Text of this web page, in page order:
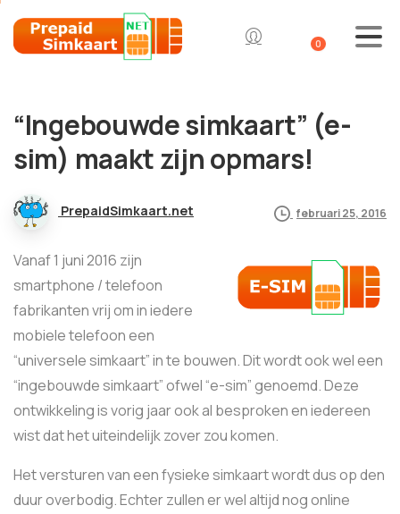
0
“Ingebouwde simkaart” (e-
sim) maakt zijn opmars!
PrepaidSimkaart.net februari 25, 2016
Vanaf 1 juni 2016 zijn
smartphone / telefoon
fabrikanten vrij om in iedere
mobiele telefoon een
“universele simkaart” in te bouwen. Dit wordt ook wel een
“ingebouwde simkaart” ofwel “e-sim” genoemd. Deze
ontwikkeling is vorig jaar ook al besproken en iedereen
wist dat het uiteindelijk zover zou komen.
Het versturen van een fysieke simkaart wordt dus op den
duur overbodig. Echter zullen er wel altijd nog online